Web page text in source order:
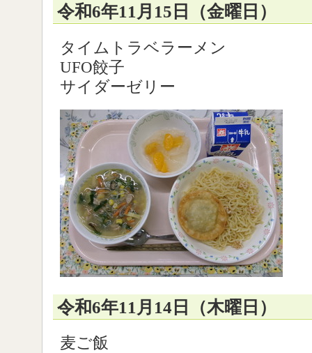
令和6年11月15日（金曜日）
タイムトラベラーメン
UFO餃子
サイダーゼリー
令和6年11月14日（木曜日）
麦ご飯